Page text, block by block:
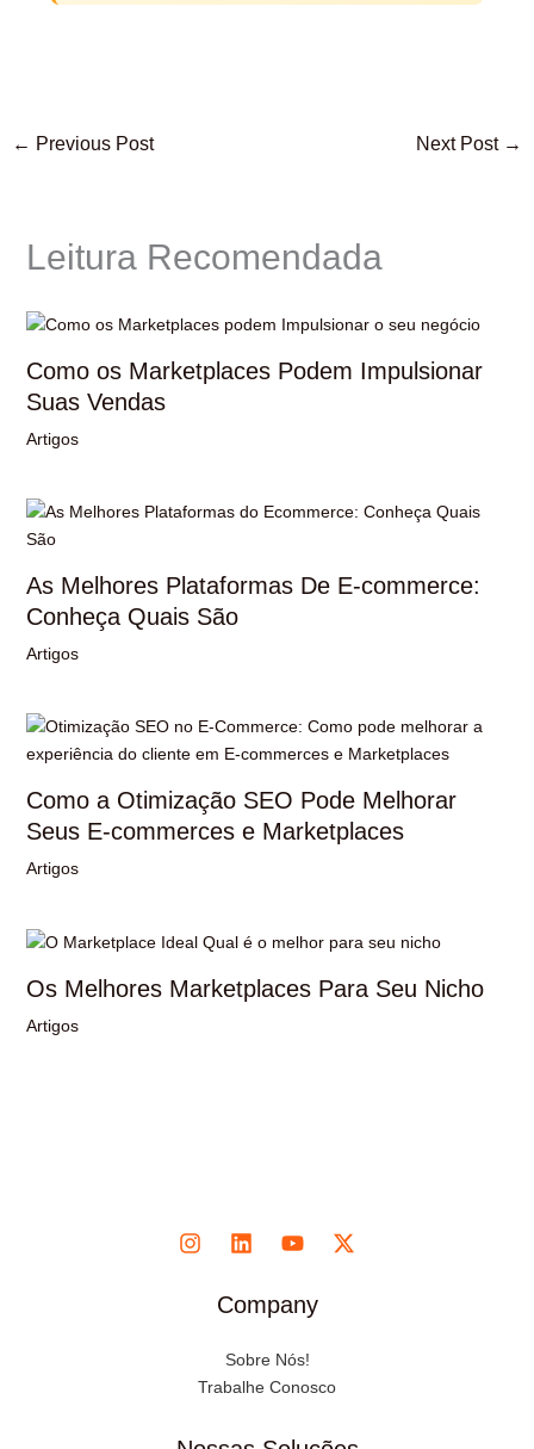
← Previous Post Next Post →
Leitura Recomendada
Como os Marketplaces Podem Impulsionar
Suas Vendas
Artigos
As Melhores Plataformas De E-commerce:
Conheça Quais São
Artigos
Como a Otimização SEO Pode Melhorar
Seus E-commerces e Marketplaces
Artigos
Os Melhores Marketplaces Para Seu Nicho
Artigos
Company
Sobre Nós!
Trabalhe Conosco